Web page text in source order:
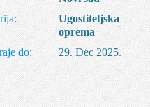
Ugostiteljska
oprema
do:
29. Dec 2025.